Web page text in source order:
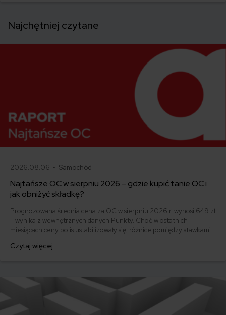
Najchętniej czytane
2026.08.06 • Samochód
Najtańsze OC w sierpniu 2026 – gdzie kupić tanie OC i
jak obniżyć składkę?
Prognozowana średnia cena za OC w sierpniu 2026 r. wynosi 649 zł
– wynika z wewnętrznych danych Punkty. Choć w ostatnich
miesiącach ceny polis ustabilizowały się, różnice pomiędzy stawkami
500 zł, inni – powyżej 1500 zł. Gdzie znaleźć najtańsze OC w Polsce
Czytaj więcej